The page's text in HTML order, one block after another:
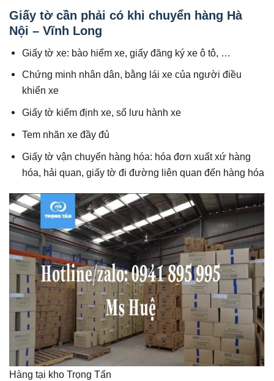
Giấy tờ cần phải có khi chuyển hàng Hà
Nội – Vĩnh Long
Giấy tờ xe: bào hiểm xe, giấy đăng ký xe ô tô, …
Chứng minh nhân dân, bằng lái xe của người điều
khiển xe
Giấy tờ kiểm định xe, sổ lưu hành xe
Tem nhãn xe đầy đủ
Giấy tờ vận chuyển hàng hóa: hóa đơn xuất xứ hàng
hóa, hải quan, giấy tờ đi đường liên quan đến hàng hóa
Hàng tại kho Trọng Tấn